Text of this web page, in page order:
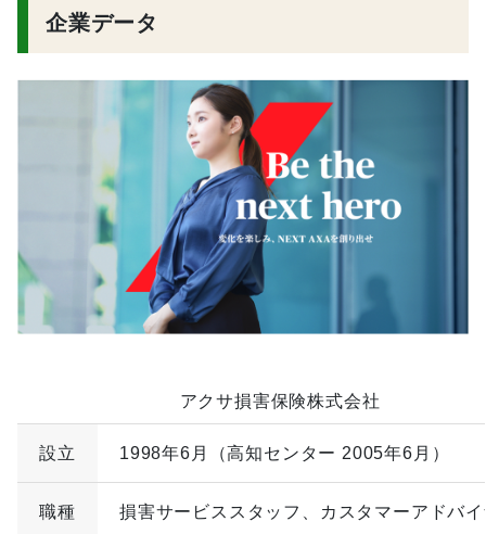
企業データ
アクサ損害保険株式会社
設立 1998年6月（高知センター 2005年6月）
職種 損害サービススタッフ、カスタマーアドバ